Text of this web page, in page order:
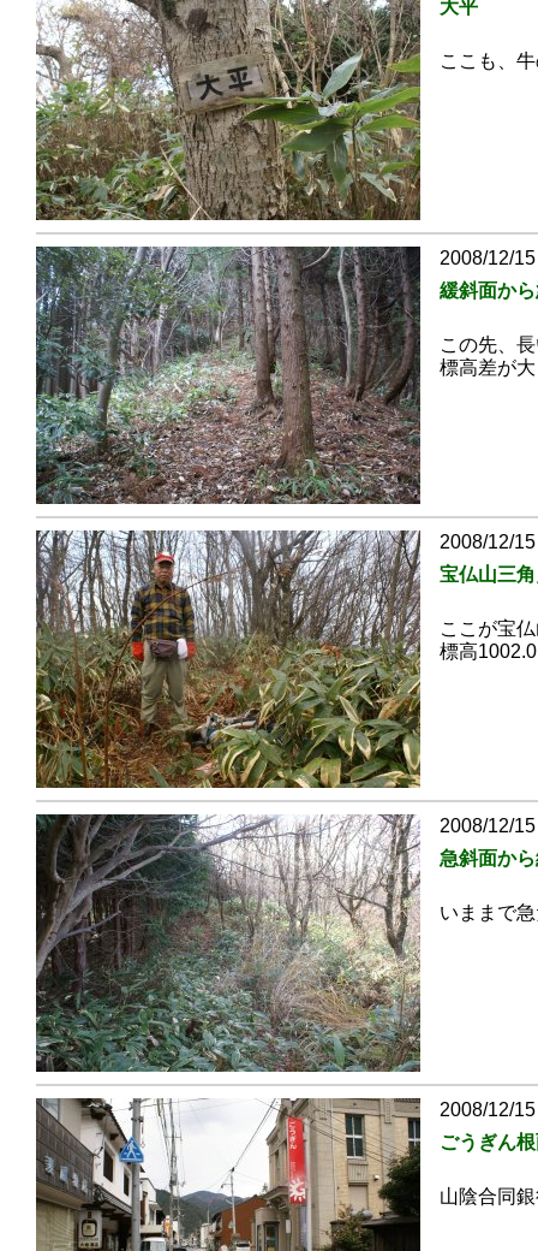
大平
ここも、
2008/12/
緩斜面か
この先、
標高差が
2008/12/
宝仏山三
ここが宝
標高
2008/12/
急斜面か
いままで
2008/12/
ごうぎん
山陰合同